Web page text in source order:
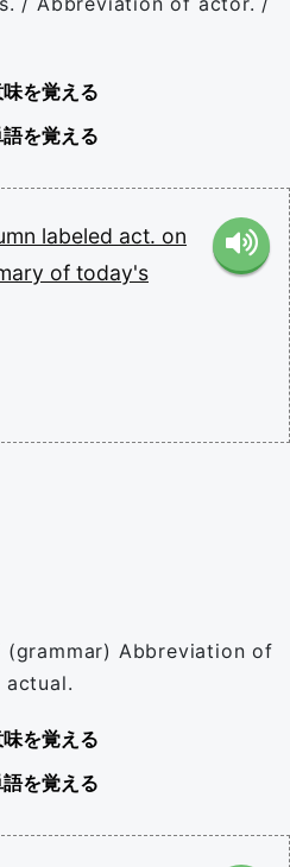
味を覚える
語を覚える
labeled act. on
of today's
Abbreviation of
味を覚える
語を覚える